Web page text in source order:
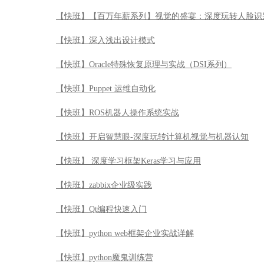
【快班】【百万年薪系列】视觉的盛宴：深度玩转人脸识
【快班】深入浅出设计模式
【快班】Oracle特殊恢复原理与实战（DSI系列）
【快班】Puppet 运维自动化
【快班】ROS机器人操作系统实战
【快班】开启智慧眼-深度玩转计算机视觉与机器认知
【快班】 深度学习框架Keras学习与应用
【快班】zabbix企业级实践
【快班】Qt编程快速入门
【快班】python web框架企业实战详解
【快班】python魔鬼训练营